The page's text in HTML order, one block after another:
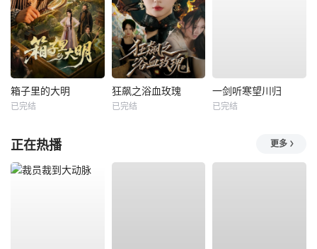
箱子里的大明
已完结
狂飙之浴血玫瑰
已完结
一剑听寒望川归
已完结
正在热播 更多